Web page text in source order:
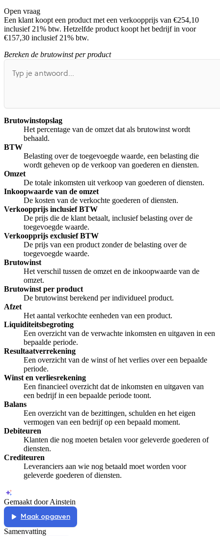
De uitleg gaat te langzaam
Afspelen werkte niet
Iets anders
Open vraag
Een klant koopt een product met een verkoopprijs van €254,10
inclusief 21% btw. Hetzelfde product koopt het bedrijf in voor
€157,30 inclusief 21% btw.
Bereken de brutowinst per product
Brutowinstopslag
Het percentage van de omzet dat als brutowinst wordt
behaald.
BTW
Belasting over de toegevoegde waarde, een belasting die
wordt geheven op de verkoop van goederen en diensten.
Omzet
De totale inkomsten uit verkoop van goederen of diensten.
Inkoopwaarde van de omzet
De kosten van de verkochte goederen of diensten.
Verkoopprijs inclusief BTW
De prijs die de klant betaalt, inclusief belasting over de
toegevoegde waarde.
Verkoopprijs exclusief BTW
De prijs van een product zonder de belasting over de
toegevoegde waarde.
Brutowinst
Het verschil tussen de omzet en de inkoopwaarde van de
omzet.
Brutowinst per product
De brutowinst berekend per individueel product.
Afzet
Het aantal verkochte eenheden van een product.
Liquiditeitsbegroting
Een overzicht van de verwachte inkomsten en uitgaven in een
bepaalde periode.
Resultaatverrekening
Een overzicht van de winst of het verlies over een bepaalde
periode.
Winst en verliesrekening
Een financieel overzicht dat de inkomsten en uitgaven van
een bedrijf in een bepaalde periode toont.
Balans
Een overzicht van de bezittingen, schulden en het eigen
vermogen van een bedrijf op een bepaald moment.
Debiteuren
Klanten die nog moeten betalen voor geleverde goederen of
diensten.
Crediteuren
Leveranciers aan wie nog betaald moet worden voor
geleverde goederen of diensten.
Gemaakt door Ainstein
Maak opgaven
Samenvatting